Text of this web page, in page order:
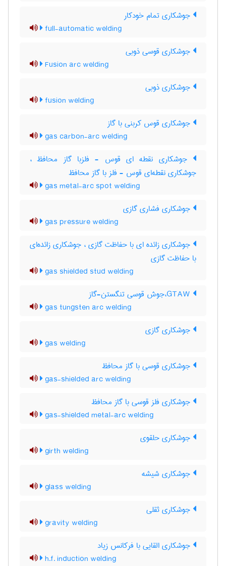
جوشکاری تمام خودکار
full-automatic welding
جوشکاری قوسی ذوبی
Fusion arc welding
جوشکاری ذوبی
fusion welding
جوشکاری قوس کربنی با گاز
gas carbon-arc welding
جوشکاری نقطه ای قوس - فلزبا گاز محافظ ،
جوشکاری نقطه‌ای قوس - فلز با گاز محافظ
gas metal-arc spot welding
جوشکاری فشاری گازی
gas pressure welding
جوشکاری زائده ای با حفاظت گازی ، جوشکاری زائده‌ای
با حفاظت گازی
gas shielded stud welding
gas tungsten arc welding
جوشکاری گازی
gas welding
جوشکاری قوسی با گاز محافظ
gas-shielded arc welding
جوشکاری فلز قوسی با گاز محافظ
gas-shielded metal-arc welding
جوشکاری حلقوی
girth welding
جوشکاری شیشه
glass welding
جوشکاری ثقلی
gravity welding
جوشکاری القایی با فرکانس زیاد
h.f. induction welding